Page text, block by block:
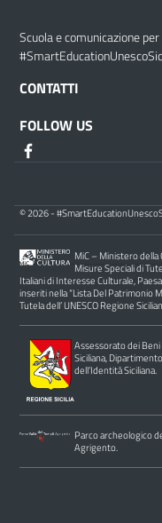
Scuola e comunicazione
CONTATTI
FOLLOW US
© 2026 -
MiC – Ministero
Misure Speciali di
Italiani di Interesse Culturale,
inseriti nella “Lista Del Patrimonio
Tutela dell’ UNESCO Regione
Assessorato dei
Siciliana,
dell’Identità Siciliana.
Parco archeologico
Agrigento.